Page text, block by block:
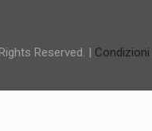
Reserved. |